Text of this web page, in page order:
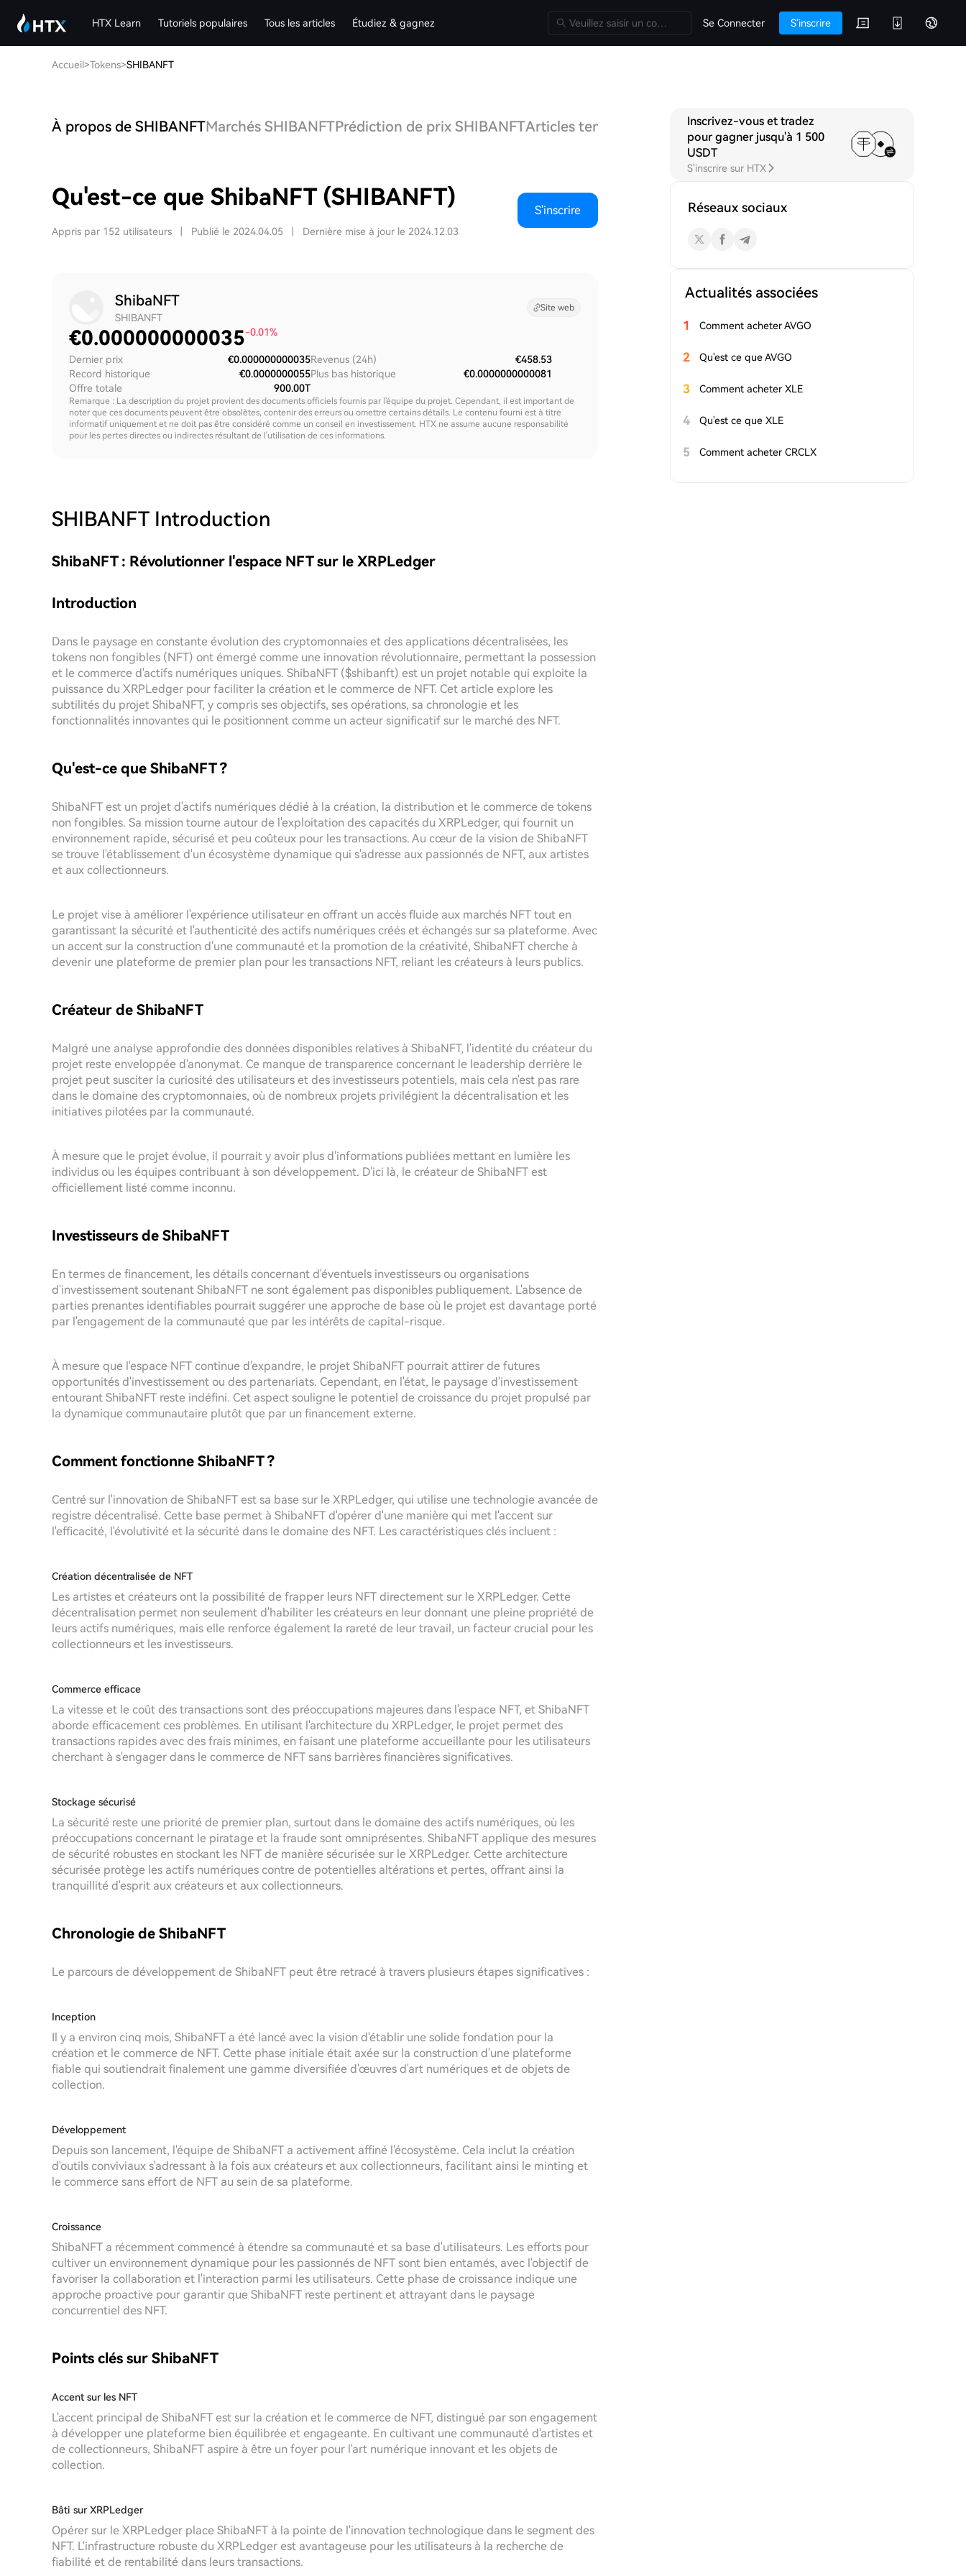
HTX Learn Tutoriels populaires Tous les articles Étudiez & gagnez Se Connecter S'inscrire
Accueil>Tokens>SHIBANFT
À propos de SHIBANFTMarchés SHIBANFTPrédiction de prix SHIBANFTArticles tendance SHIBANFT Q&ADiscussions
Qu'est-ce que ShibaNFT (SHIBANFT)
Appris par 152 utilisateurs Publié le 2024.04.05 Dernière mise à jour le 2024.12.03
S'inscrire
ShibaNFT
SHIBANFT
Site web
€0.000000000035-0.01%
Dernier prix
€0.000000000035
Record historique
€0.0000000055
Offre totale
900.00T
Revenus (24h)
€458.53
Plus bas historique
€0.0000000000081
Remarque : La description du projet provient des documents officiels fournis par l'équipe du projet. Cependant, il est important de
noter que ces documents peuvent être obsolètes, contenir des erreurs ou omettre certains détails. Le contenu fourni est à titre
informatif uniquement et ne doit pas être considéré comme un conseil en investissement. HTX ne assume aucune responsabilité
pour les pertes directes ou indirectes résultant de l'utilisation de ces informations.
SHIBANFT Introduction
ShibaNFT : Révolutionner l'espace NFT sur le XRPLedger
Introduction
Dans le paysage en constante évolution des cryptomonnaies et des applications décentralisées, les
tokens non fongibles (NFT) ont émergé comme une innovation révolutionnaire, permettant la possession
et le commerce d'actifs numériques uniques. ShibaNFT ($shibanft) est un projet notable qui exploite la
puissance du XRPLedger pour faciliter la création et le commerce de NFT. Cet article explore les
subtilités du projet ShibaNFT, y compris ses objectifs, ses opérations, sa chronologie et les
fonctionnalités innovantes qui le positionnent comme un acteur significatif sur le marché des NFT.
Qu'est-ce que ShibaNFT ?
ShibaNFT est un projet d'actifs numériques dédié à la création, la distribution et le commerce de tokens
non fongibles. Sa mission tourne autour de l'exploitation des capacités du XRPLedger, qui fournit un
environnement rapide, sécurisé et peu coûteux pour les transactions. Au cœur de la vision de ShibaNFT
se trouve l'établissement d'un écosystème dynamique qui s'adresse aux passionnés de NFT, aux artistes
et aux collectionneurs.
Le projet vise à améliorer l'expérience utilisateur en offrant un accès fluide aux marchés NFT tout en
garantissant la sécurité et l'authenticité des actifs numériques créés et échangés sur sa plateforme. Avec
un accent sur la construction d'une communauté et la promotion de la créativité, ShibaNFT cherche à
devenir une plateforme de premier plan pour les transactions NFT, reliant les créateurs à leurs publics.
Créateur de ShibaNFT
Malgré une analyse approfondie des données disponibles relatives à ShibaNFT, l'identité du créateur du
projet reste enveloppée d'anonymat. Ce manque de transparence concernant le leadership derrière le
projet peut susciter la curiosité des utilisateurs et des investisseurs potentiels, mais cela n'est pas rare
dans le domaine des cryptomonnaies, où de nombreux projets privilégient la décentralisation et les
initiatives pilotées par la communauté.
À mesure que le projet évolue, il pourrait y avoir plus d'informations publiées mettant en lumière les
individus ou les équipes contribuant à son développement. D'ici là, le créateur de ShibaNFT est
officiellement listé comme inconnu.
Investisseurs de ShibaNFT
En termes de financement, les détails concernant d'éventuels investisseurs ou organisations
d'investissement soutenant ShibaNFT ne sont également pas disponibles publiquement. L'absence de
parties prenantes identifiables pourrait suggérer une approche de base où le projet est davantage porté
par l'engagement de la communauté que par les intérêts de capital-risque.
À mesure que l'espace NFT continue d'expandre, le projet ShibaNFT pourrait attirer de futures
opportunités d'investissement ou des partenariats. Cependant, en l'état, le paysage d'investissement
entourant ShibaNFT reste indéfini. Cet aspect souligne le potentiel de croissance du projet propulsé par
la dynamique communautaire plutôt que par un financement externe.
Comment fonctionne ShibaNFT ?
Centré sur l'innovation de ShibaNFT est sa base sur le XRPLedger, qui utilise une technologie avancée de
registre décentralisé. Cette base permet à ShibaNFT d'opérer d'une manière qui met l'accent sur
l'efficacité, l'évolutivité et la sécurité dans le domaine des NFT. Les caractéristiques clés incluent :
Création décentralisée de NFT
Les artistes et créateurs ont la possibilité de frapper leurs NFT directement sur le XRPLedger. Cette
décentralisation permet non seulement d'habiliter les créateurs en leur donnant une pleine propriété de
leurs actifs numériques, mais elle renforce également la rareté de leur travail, un facteur crucial pour les
collectionneurs et les investisseurs.
Commerce efficace
La vitesse et le coût des transactions sont des préoccupations majeures dans l'espace NFT, et ShibaNFT
aborde efficacement ces problèmes. En utilisant l'architecture du XRPLedger, le projet permet des
transactions rapides avec des frais minimes, en faisant une plateforme accueillante pour les utilisateurs
cherchant à s'engager dans le commerce de NFT sans barrières financières significatives.
Stockage sécurisé
La sécurité reste une priorité de premier plan, surtout dans le domaine des actifs numériques, où les
préoccupations concernant le piratage et la fraude sont omniprésentes. ShibaNFT applique des mesures
de sécurité robustes en stockant les NFT de manière sécurisée sur le XRPLedger. Cette architecture
sécurisée protège les actifs numériques contre de potentielles altérations et pertes, offrant ainsi la
tranquillité d'esprit aux créateurs et aux collectionneurs.
Chronologie de ShibaNFT
Le parcours de développement de ShibaNFT peut être retracé à travers plusieurs étapes significatives :
Inception
Il y a environ cinq mois, ShibaNFT a été lancé avec la vision d'établir une solide fondation pour la
création et le commerce de NFT. Cette phase initiale était axée sur la construction d'une plateforme
fiable qui soutiendrait finalement une gamme diversifiée d'œuvres d'art numériques et de objets de
collection.
Développement
Depuis son lancement, l'équipe de ShibaNFT a activement affiné l'écosystème. Cela inclut la création
d'outils conviviaux s'adressant à la fois aux créateurs et aux collectionneurs, facilitant ainsi le minting et
le commerce sans effort de NFT au sein de sa plateforme.
Croissance
ShibaNFT a récemment commencé à étendre sa communauté et sa base d'utilisateurs. Les efforts pour
cultiver un environnement dynamique pour les passionnés de NFT sont bien entamés, avec l'objectif de
favoriser la collaboration et l'interaction parmi les utilisateurs. Cette phase de croissance indique une
approche proactive pour garantir que ShibaNFT reste pertinent et attrayant dans le paysage
concurrentiel des NFT.
Points clés sur ShibaNFT
Accent sur les NFT
L'accent principal de ShibaNFT est sur la création et le commerce de NFT, distingué par son engagement
à développer une plateforme bien équilibrée et engageante. En cultivant une communauté d'artistes et
de collectionneurs, ShibaNFT aspire à être un foyer pour l'art numérique innovant et les objets de
collection.
Bâti sur XRPLedger
Opérer sur le XRPLedger place ShibaNFT à la pointe de l'innovation technologique dans le segment des
NFT. L'infrastructure robuste du XRPLedger est avantageuse pour les utilisateurs à la recherche de
fiabilité et de rentabilité dans leurs transactions.
Inscrivez-vous et tradez
pour gagner jusqu'à 1 500
USDT
S'inscrire sur HTX
Réseaux sociaux
Actualités associées
1 Comment acheter AVGO
2 Qu'est ce que AVGO
3 Comment acheter XLE
4 Qu'est ce que XLE
5 Comment acheter CRCLX